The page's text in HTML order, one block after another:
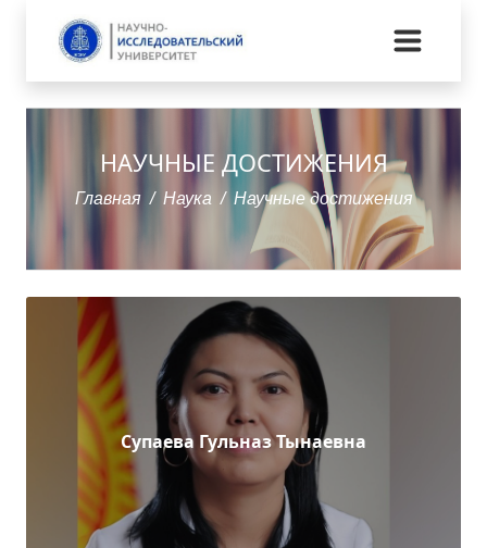
НАУЧНЫЕ ДОСТИЖЕНИЯ
Главная Наука Научные достижения
Супаева Гульназ Тынаевна